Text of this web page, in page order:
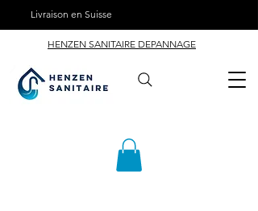
Livraison en Suisse
HENZEN SANITAIRE DEPANNAGE